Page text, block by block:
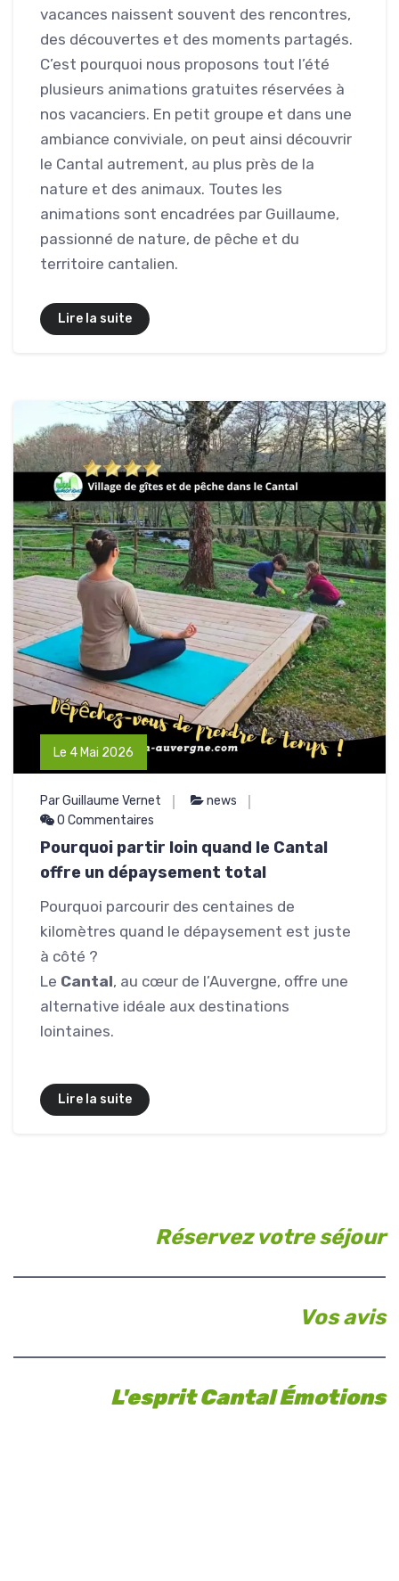
vacances naissent souvent des rencontres,
des découvertes et des moments partagés.
C’est pourquoi nous proposons tout l’été
plusieurs animations gratuites réservées à
nos vacanciers. En petit groupe et dans une
ambiance conviviale, on peut ainsi découvrir
le Cantal autrement, au plus près de la
nature et des animaux. Toutes les
animations sont encadrées par Guillaume,
passionné de nature, de pêche et du
territoire cantalien.
Lire la suite
Le 4 Mai 2026
Par Guillaume Vernet
news
0 Commentaires
Pourquoi partir loin quand le Cantal
offre un dépaysement total
Pourquoi parcourir des centaines de
kilomètres quand le dépaysement est juste
à côté ?
Le Cantal, au cœur de l’Auvergne, offre une
alternative idéale aux destinations
lointaines.
Lire la suite
Réservez votre séjour
Vos avis
L'esprit Cantal Émotions